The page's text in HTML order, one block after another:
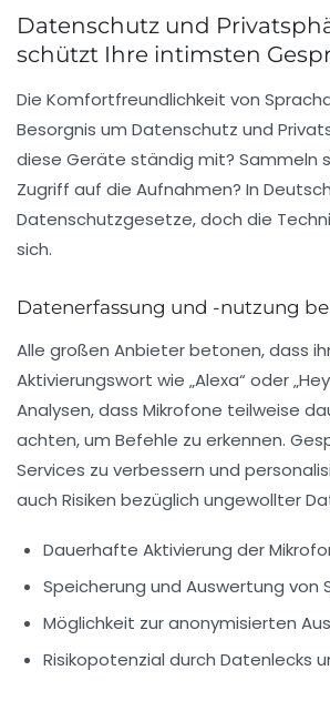
Datenschutz und
schützt Ihre intimsten
Die Komfortfreundlichkeit von
Besorgnis um Datenschutz und
diese Geräte ständig mit? Sammeln
Zugriff auf die Aufnahmen? In
Datenschutzgesetze, doch die
sich.
Datenerfassung und -nutzung
Alle großen Anbieter betonen, dass
Aktivierungswort wie „Alexa“ oder
Analysen, dass Mikrofone teilweise
achten, um Befehle zu erkennen.
Services zu verbessern und
auch Risiken bezüglich ungewollter
Dauerhafte Aktivierung der
Speicherung und Auswertung
Möglichkeit zur anonymisierten
Risikopotenzial durch Datenlecks